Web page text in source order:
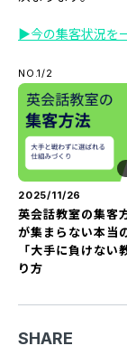
▶今の集客状況を
NO.1/2
2025/11/26
英会話教室の集客
が集まらない本当
「大手に負けない
り方
SHARE